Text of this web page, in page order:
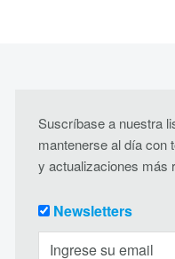
Suscríbase a nuestra
mantenerse al día con
y actualizaciones más
Newsletters